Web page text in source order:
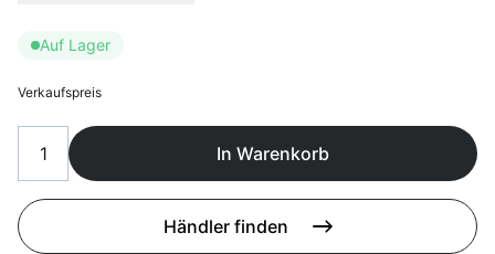
Auf Lager
Verkaufspreis
In Warenkorb
Händler finden